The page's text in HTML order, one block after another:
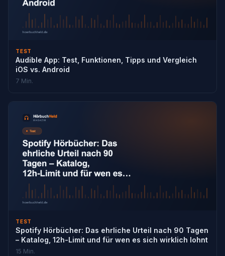
TEST
Audible App: Test, Funktionen, Tipps und Vergleich
iOS vs. Android
7 Min.
TEST
Spotify Hörbücher: Das ehrliche Urteil nach 90 Tagen
– Katalog, 12h-Limit und für wen es sich wirklich lohnt
15 Min.